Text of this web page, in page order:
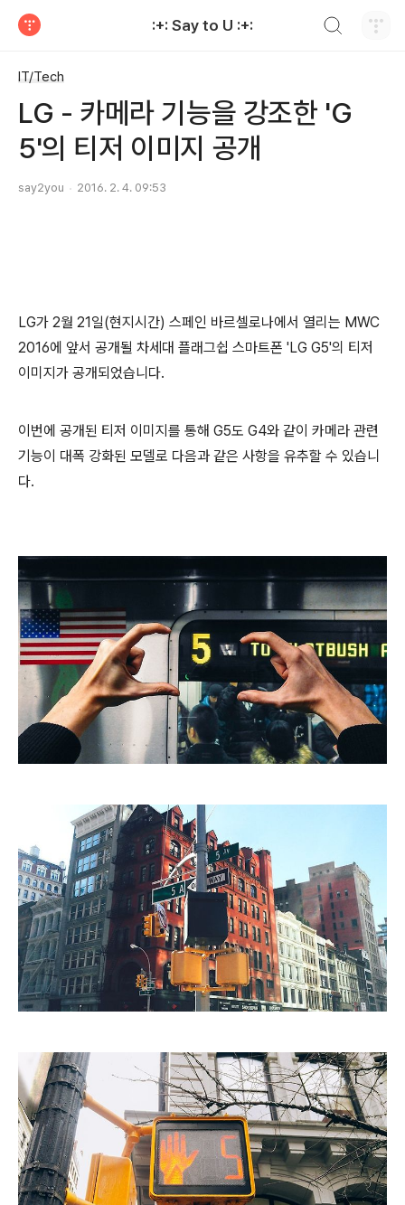
:+: Say to U :+:
IT/Tech
LG - 카메라 기능을 강조한 'G
5'의 티저 이미지 공개
say2you 2016. 2. 4. 09:53
LG가 2월 21일(현지시간) 스페인 바르셀로나에서 열리는 MWC
2016에 앞서 공개될 차세대 플래그쉽 스마트폰 'LG G5'의 티저
이미지가 공개되었습니다.
이번에 공개된 티저 이미지를 통해 G5도 G4와 같이 카메라 관련
기능이 대폭 강화된 모델로 다음과 같은 사항을 유추할 수 있습니
다.